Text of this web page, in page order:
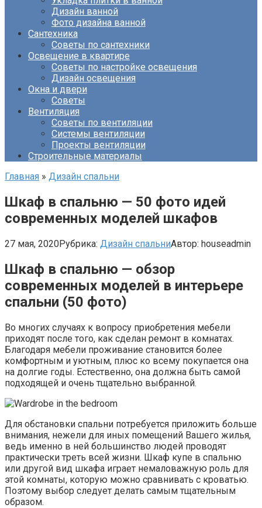
Дизайн ванной
Фото дизайна ванной
Сантехника
Советы по сантехники
Освещение в квартире
Советы по настройке освещения
Дизайн освещения
Окна и двери
Советы
Вентиляция
Советы по вентиляции
Системы вентиляции
Проекты вентиляции
Строительные материалы
Главная » Дизайн спальни
Шкаф в спальню — 50 фото идей
современных моделей шкафов
27 мая, 2020Рубрика: Дизайн спальниАвтор: houseadmin
Шкаф в спальню — обзор
современных моделей в интерьере
спальни (50 фото)
Во многих случаях к вопросу приобретения мебели
приходят после того, как сделан ремонт в комнатах.
Благодаря мебели проживание становится более
комфортным и уютным, плюс ко всему покупается она
на долгие годы. Естественно, она должна быть самой
подходящей и очень тщательно выбранной.
Для обстановки спальни потребуется приложить больше
внимания, нежели для иных помещений Вашего жилья,
ведь именно в ней большинство людей проводят
практически треть всей жизни. Шкаф купе в спальню
или другой вид шкафа играет немаловажную роль для
этой комнаты, которую можно сравнивать с кроватью.
Поэтому выбор следует делать самым тщательным
образом.